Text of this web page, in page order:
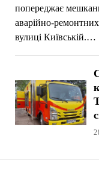
попереджає
аварійно-
вулиці Київській.…